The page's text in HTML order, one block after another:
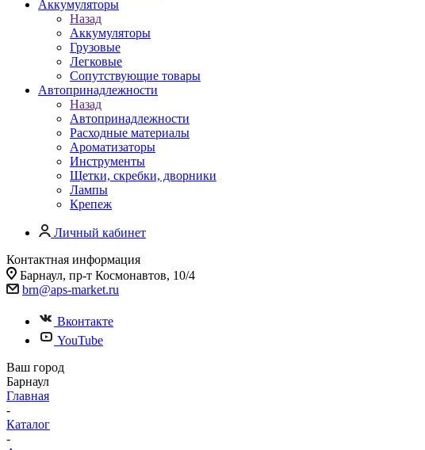
Аккумуляторы
Назад
Аккумуляторы
Грузовые
Легковые
Сопутствующие товары
Автопринадлежности
Назад
Автопринадлежности
Расходные материалы
Ароматизаторы
Инструменты
Щетки, скребки, дворники
Лампы
Крепеж
Личный кабинет
Контактная информация
Барнаул, пр-т Космонавтов, 10/4
brn@aps-market.ru
Вконтакте
YouTube
Ваш город
Барнаул
Главная
-
Каталог
-